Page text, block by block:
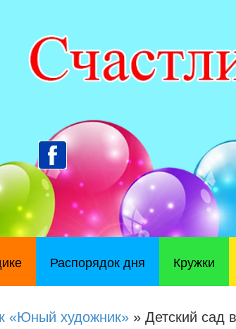
Распорядок дня Кружки
«Юный художник» » Детский сад